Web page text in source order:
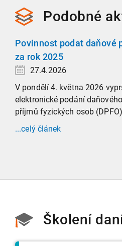
Podobné
Povinnost podat daňové
za rok 2025
27.4.2026
V pondělí 4. května 2026
elektronické podání
příjmů fyzických osob
Zaměříme se detailně na to,
povinnosti přiznání podat,
...celý článek
Školení